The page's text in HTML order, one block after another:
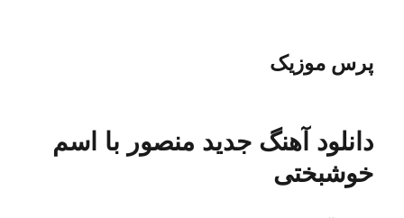
پرس موزیک
دانلود آهنگ جدید منصور با اسم
خوشبختی